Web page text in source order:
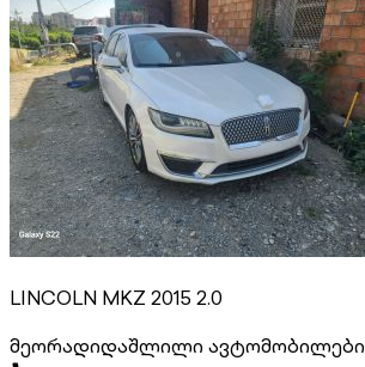
LINCOLN MKZ 2015 2.0
მეორადიდაშლილი ავტომობილები